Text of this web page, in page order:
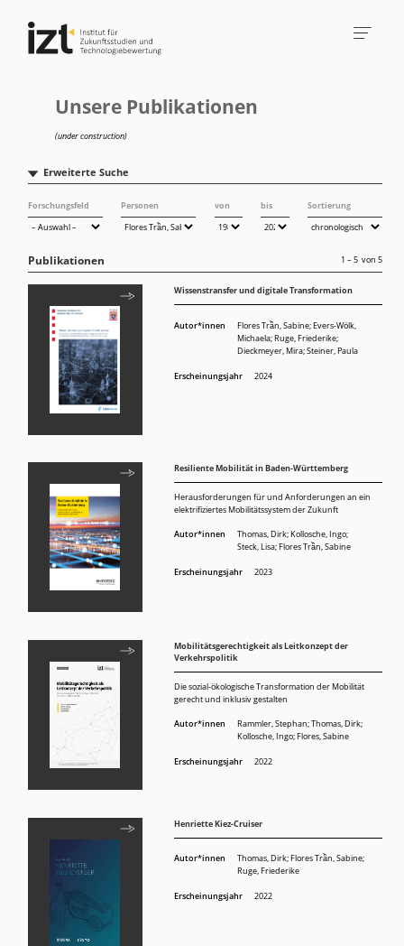
Unsere Publikationen
(under construction)
Erweiterte Suche
Forschungsfeld Personen von bis Sortierung
Publikationen 1 – 5 von5
Wissenstransfer und digitale Transformation
Autor*innen Flores Trần, Sabine;Evers-Wölk,
Michaela;Ruge, Friederike;
Dieckmeyer, Mira;Steiner, Paula
Erscheinungsjahr 2024
Resiliente Mobilität in Baden-Württemberg
Herausforderungen für und Anforderungen an ein
elektrifiziertes Mobilitätssystem der Zukunft
Autor*innen Thomas, Dirk; Kollosche, Ingo;
Steck, Lisa; Flores Trần, Sabine
Erscheinungsjahr 2023
Mobilitätsgerechtigkeit als Leitkonzept der
Verkehrspolitik
Die sozial-ökologische Transformation der Mobilität
gerecht und inklusiv gestalten
Autor*innen
Rammler, Stephan; Thomas, Dirk;
Kollosche, Ingo; Flores, Sabine
Erscheinungsjahr 2022
Henriette Kiez-Cruiser
Autor*innen Thomas, Dirk;Flores Trần, Sabine;
Ruge, Friederike
Erscheinungsjahr 2022